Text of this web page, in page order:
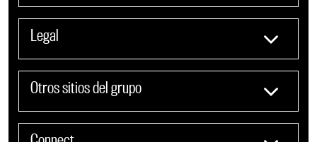
Legal
Otros sitios del grupo